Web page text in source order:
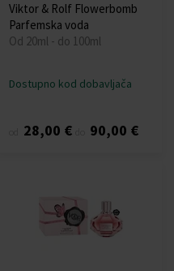
Viktor & Rolf Flowerbomb
Parfemska voda
Od 20ml - do 100ml
Dostupno kod dobavljača
28,00 € 90,00 €